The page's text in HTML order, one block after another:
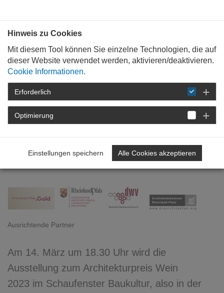
STARTSEITE DETAIL
Architekturpreis Wein 2023
auf der Festung
Ausrichtende Partner
Am 14. März um 18.30 Uhr wird die
Ausstellung zum Architekturpreis Wein
2023 im Schaufenster Baukultur, also in der
Hinweis zu Cookies
Mit diesem Tool können Sie einzelne Technologien, die auf
dieser Website verwendet werden, aktivieren/deaktivieren.
Cookie Informationen.
Erforderlich
Optimierung
Einstellungen speichern Alle Cookies akzeptieren